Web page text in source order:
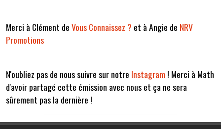
Merci à Clément deVous Connaissez ? et à Angie de NRV
Promotions
N'oubliez pas de nous suivre sur notre Instagram! Merci à Math
d'avoir partagé cette émission avec nous et ça ne sera
sûrement pas la dernière !